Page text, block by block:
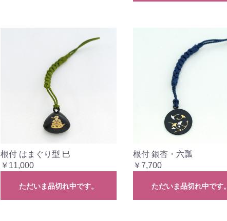
根付 はまぐり型 巳
￥11,000
ただいま品切れ中です。
根付 銀杏・六瓢
￥7,700
ただいま品切れ中です。